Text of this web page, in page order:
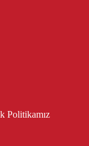
Politikamız